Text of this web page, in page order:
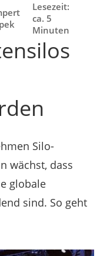
Lesezeit:
ca. 5
Minuten
Silo-
wächst, dass
globale
sind. So geht